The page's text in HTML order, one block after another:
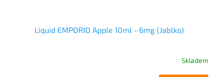
Liquid EMPORIO Apple 10ml - 6mg (Jablko)
Skladem